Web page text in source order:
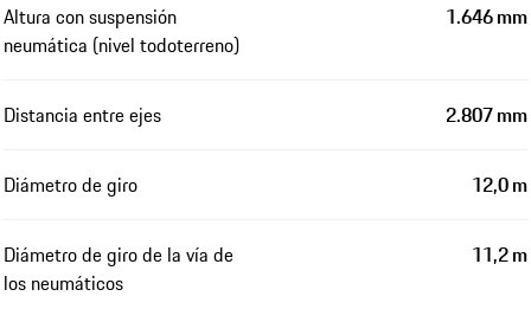
Altura con suspensión
neumática (nivel todoterreno)
1.646 mm
Distancia entre ejes 2.807 mm
Diámetro de giro 12,0 m
Diámetro de giro de la vía de
los neumáticos
11,2 m